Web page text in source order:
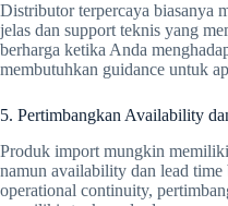
Distributor terpercaya biasanya
jelas dan support teknis yang
berharga ketika Anda
membutuhkan guidance untuk
5. Pertimbangkan Availability
Produk import mungkin
namun availability dan lead
operational continuity,